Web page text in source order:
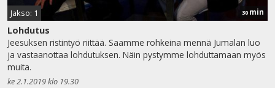
Jakso: 1 30 min
Lohdutus
Jeesuksen ristintyö riittää. Saamme rohkeina mennä Jumalan luo
ja vastaanottaa lohdutuksen. Näin pystymme lohduttamaan myös
muita.
ke 2.1.2019 klo 19.30